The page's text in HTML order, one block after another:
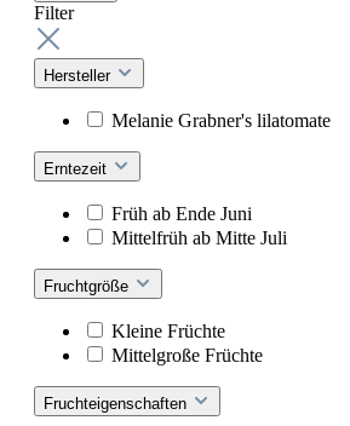
Filter
Hersteller
Melanie Grabner's lilatomate
Erntezeit
Früh ab Ende Juni
Mittelfrüh ab Mitte Juli
Fruchtgröße
Kleine Früchte
Mittelgroße Früchte
Fruchteigenschaften